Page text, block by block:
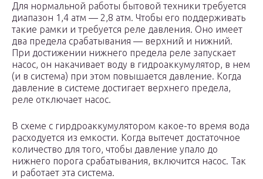
Для нормальной работы бытовой техники требуется
диапазон 1,4 атм — 2,8 атм. Чтобы его поддерживать
такие рамки и требуется реле давления. Оно имеет
два предела срабатывания — верхний и нижний.
При достижении нижнего предела реле запускает
насос, он накачивает воду в гидроаккумулятор, в нем
(и в система) при этом повышается давление. Когда
давление в системе достигает верхнего предела,
реле отключает насос.
В схеме с гирдроаккумулятором какое-то время вода
расходуется из емкости. Когда вытечет достаточное
количество для того, чтобы давление упало до
нижнего порога срабатывания, включится насос. Так
и работает эта система.